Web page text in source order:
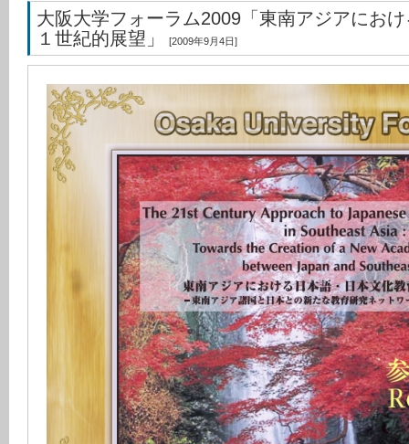
大阪大学フォーラム2009「東南アジアにお
１世紀的展望」
[2009年9月4日]